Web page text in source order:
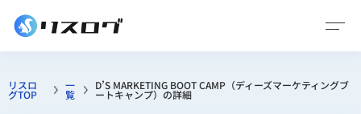
リスロ
グTOP
一
覧
D’S MARKETING BOOT CAMP（ディーズマーケティングブ
ートキャンプ）の詳細